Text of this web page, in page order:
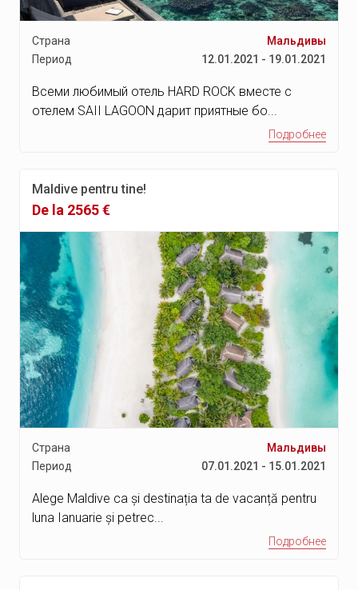
Монтего-Бэй
Очо-Риос
Кингстон
Негрил
Джорджтаун
Остров Боракай
Манила
Остров Палаван
Виллемстад
Ораньестад
Оттава
Торонто
Монреаль
Калгари
Ванкувер
Уистлер
Онтарио
Страна
Мальдивы
Период
12.01.2021 - 19.01.2021
Всеми любимый отель HARD ROCK вместе с
отелем SAII LAGOON дарит приятные бо...
Подробнее
Maldive pentru tine!
De la 2565 €
Страна
Мальдивы
Период
07.01.2021 - 15.01.2021
Alege Maldive ca și destinația ta de vacanță pentru
luna Ianuarie și petrec...
Подробнее